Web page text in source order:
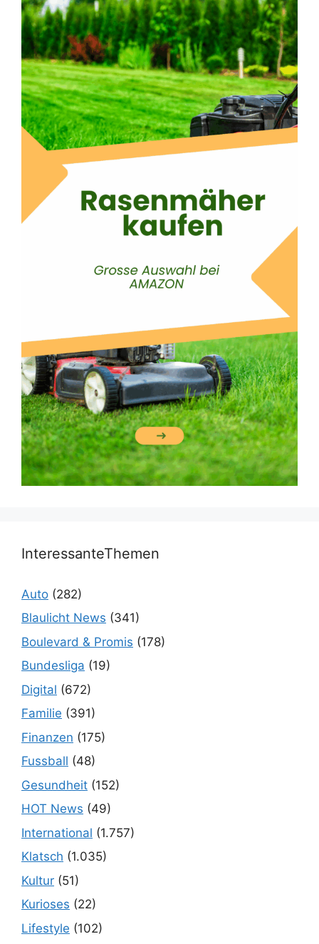
InteressanteThemen
Auto (282)
Blaulicht News (341)
Boulevard & Promis (178)
Bundesliga (19)
Digital (672)
Familie (391)
Finanzen (175)
Fussball (48)
Gesundheit (152)
HOT News (49)
International (1.757)
Klatsch (1.035)
Kultur (51)
Kurioses (22)
Lifestyle (102)